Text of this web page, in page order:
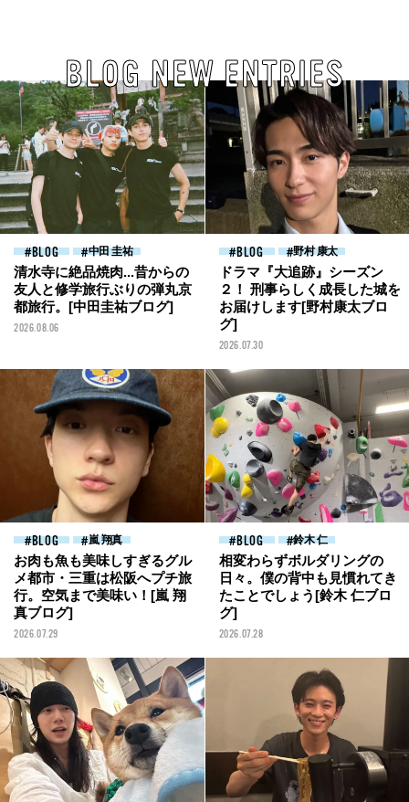
BLOG NEW ENTRIES
BLOG 中田 圭祐
清水寺に絶品焼肉...昔からの
友人と修学旅行ぶりの弾丸京
都旅行。[中田圭祐ブログ]
2026.08.06
BLOG 野村 康太
ドラマ『大追跡』シーズン
２！ 刑事らしく成長した城を
お届けします[野村康太ブロ
グ]
2026.07.30
BLOG 嵐 翔真
お肉も魚も美味しすぎるグル
メ都市・三重は松阪へプチ旅
行。空気まで美味い！[嵐 翔
真ブログ]
2026.07.29
BLOG 鈴木 仁
相変わらずボルダリングの
日々。僕の背中も見慣れてき
たことでしょう[鈴木 仁ブロ
グ]
2026.07.28